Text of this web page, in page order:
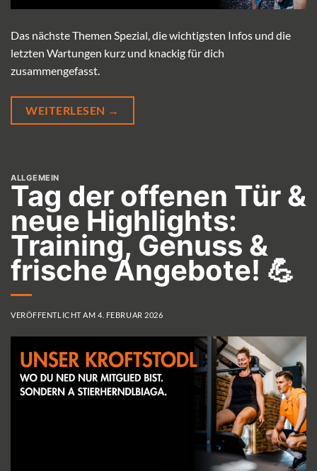
Das nächste Themen Spezial, die wichtigsten Infos und die
letzten Wartungen kurz und knackig für dich
zusammengefasst.
WEITERLESEN →
ALLGEMEIN
Tag der offenen Tür &
neue Highlights:
Training, Genuss &
frische Angebote! 💪
VERÖFFENTLICHT AM4. FEBRUAR 2026